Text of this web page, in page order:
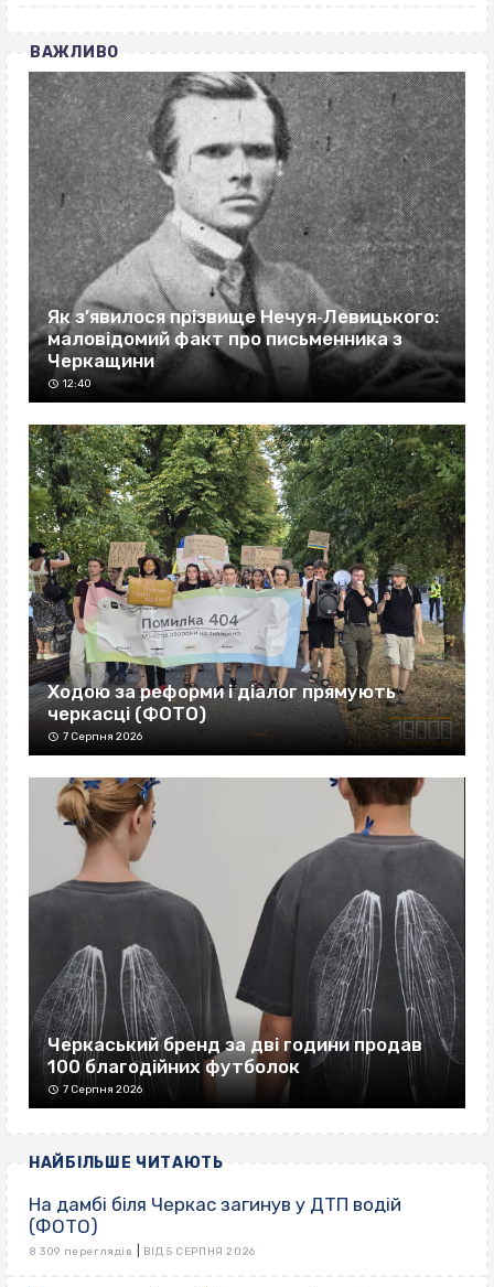
ВАЖЛИВО
Як з’явилося прізвище Нечуя‐Левицького:
маловідомий факт про письменника з
Черкащини
12:40
Ходою за реформи і діалог прямують
черкасці (ФОТО)
7 Серпня 2026
Черкаський бренд за дві години продав
100 благодійних футболок
7 Серпня 2026
НАЙБІЛЬШЕ ЧИТАЮТЬ
На дамбі біля Черкас загинув у ДТП водій
(ФОТО)
8 309 переглядів ВІД 5 СЕРПНЯ 2026